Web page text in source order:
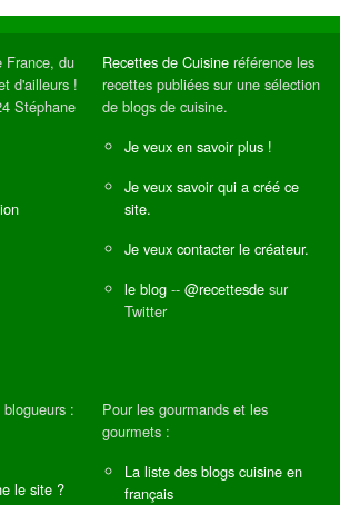
France, du
d'ailleurs !
Stéphane
Recettes de Cuisine référence les
recettes publiées sur une sélection
de blogs de cuisine.
Je veux en savoir plus !
Je veux savoir qui a créé ce
site.
Je veux contacter le créateur.
le blog -- @recettesde sur
Twitter
:
le site ?
Pour les gourmands et les
gourmets :
La liste des blogs cuisine en
français